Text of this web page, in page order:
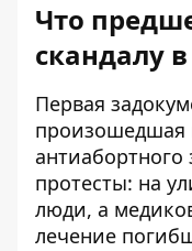
Что
скандалу
Первая
произошедшая
антиабортного
протесты: на
люди, а
лечение